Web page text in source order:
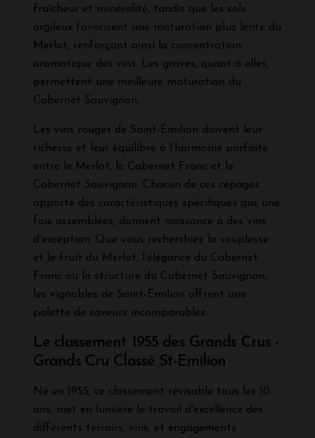
fraîcheur et minéralité, tandis que les sols
argileux favorisent une maturation plus lente du
Merlot, renforçant ainsi la concentration
aromatique des vins. Les graves, quant à elles,
permettent une meilleure maturation du
Cabernet Sauvignon.
Les vins rouges de Saint-Émilion doivent leur
richesse et leur équilibre à l’harmonie parfaite
entre le Merlot, le Cabernet Franc et le
Cabernet Sauvignon. Chacun de ces cépages
apporte des caractéristiques spécifiques qui, une
fois assemblées, donnent naissance à des vins
d’exception. Que vous recherchiez la souplesse
et le fruit du Merlot, l’élégance du Cabernet
Franc ou la structure du Cabernet Sauvignon,
les vignobles de Saint-Émilion offrent une
palette de saveurs incomparables.
Le classement 1955 des Grands Crus -
Grands Cru Classé St-Emilion
Né en 1955, ce classement révisable tous les 10
ans, met en lumière le travail d'excellence des
différents terroirs, vins, et engagements